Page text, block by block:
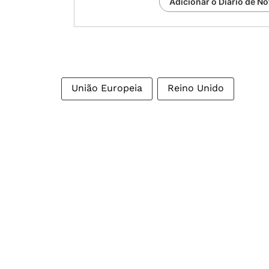
União Europeia Reino Unido